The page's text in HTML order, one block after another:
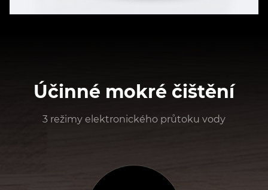
Účinné mokré čištění
3 režimy elektronického průtoku vody